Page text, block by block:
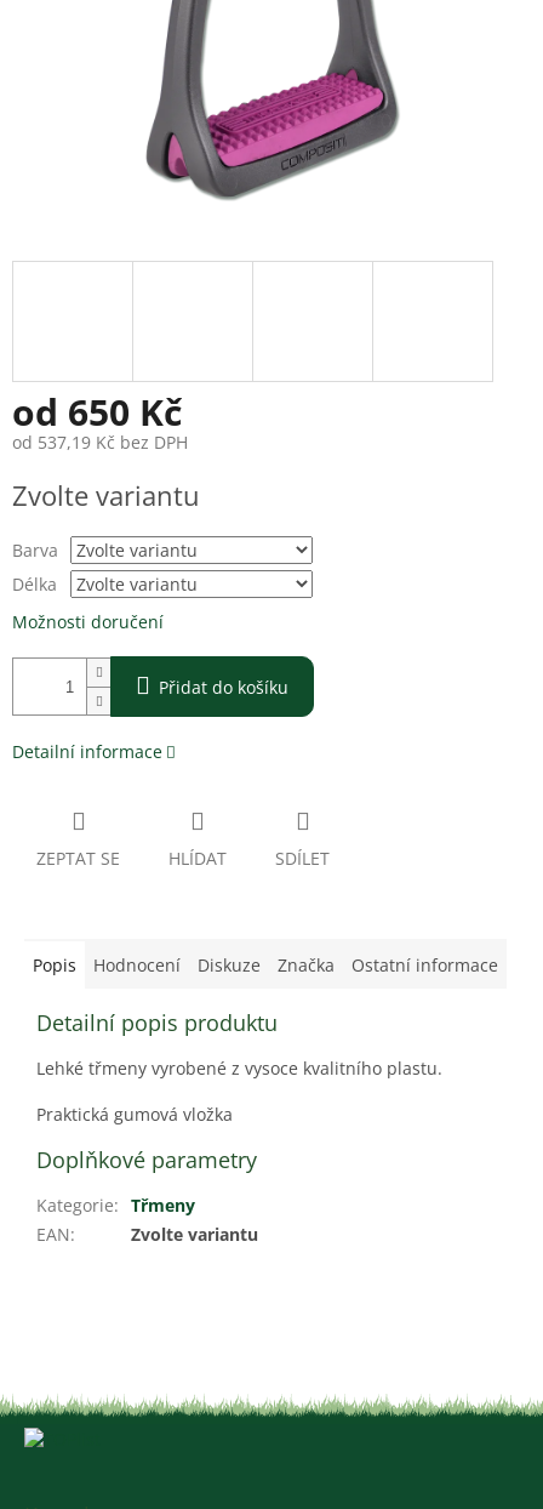
od 650 Kč
od 537,19 Kč bez DPH
cena:
Zvolte variantu
Barva
Délka
Možnosti doručení
Přidat do košíku
Detailní informace
ZEPTAT SE HLÍDAT SDÍLET
Popis Hodnocení Diskuze Značka Ostatní informace
Detailní popis produktu
Lehké třmeny vyrobené z vysoce kvalitního plastu.
Praktická gumová vložka
Doplňkové parametry
Kategorie: Třmeny
EAN: Zvolte variantu